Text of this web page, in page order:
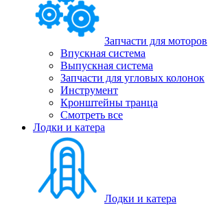
Запчасти для моторов
Впускная система
Выпускная система
Запчасти для угловых колонок
Инструмент
Кронштейны транца
Смотреть все
Лодки и катера
Лодки и катера